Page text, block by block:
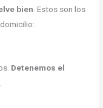
bien . Estos son los
Detenemos el